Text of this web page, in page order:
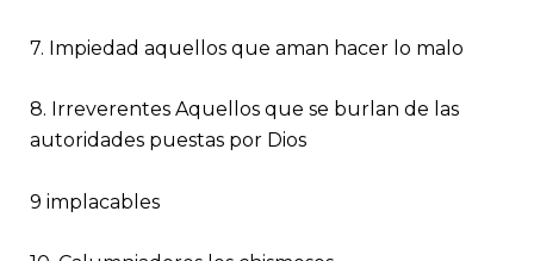
7. Impiedad aquellos que aman hacer lo malo
8. Irreverentes Aquellos que se burlan de las
autoridades puestas por Dios
9 implacables